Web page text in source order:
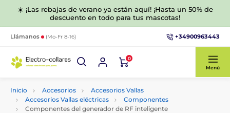
☀️ ¡Las rebajas de verano ya están aquí! ¡Hasta un 50% de
descuento en todo para tus mascotas!
Llámanos (Mo-Fr 8-16) +34900963443
0
Menú
Inicio Accesorios
Accesorios Vallas
Accesorios Vallas eléctricas
Componentes
Componentes del generador de RF inteligente